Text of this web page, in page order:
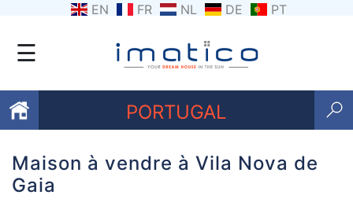
EN FR NL DE PT
☰
PORTUGAL
Favoris
Maison à vendre à Vila Nova de
Gaia